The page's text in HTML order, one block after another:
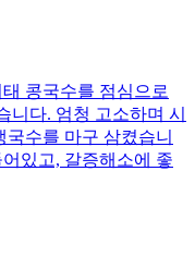
콩국수를 점심으로
니다. 엄청 고소하며 시
수를 마구 삼켰습니
있고, 갈증해소에 좋